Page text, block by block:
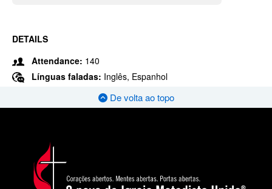
DETAILS
Attendance: 140
Línguas faladas: Inglês, Espanhol
De volta ao topo